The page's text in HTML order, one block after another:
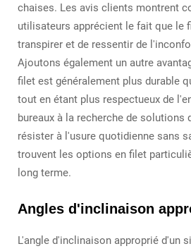
chaises. Les avis clients montrent
utilisateurs apprécient le fait que le
transpirer et de ressentir de
Ajoutons également un autre
filet est généralement plus durable
tout en étant plus respectueux de
bureaux à la recherche de solutions
résister à l'usure quotidienne sans
trouvent les options en filet
long terme.
Angles d'inclinaison
L'angle d'inclinaison approprié d'un